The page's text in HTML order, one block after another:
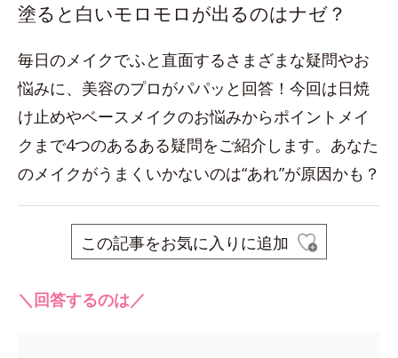
塗ると白いモロモロが出るのはナゼ？
毎日のメイクでふと直面するさまざまな疑問やお
悩みに、美容のプロがパパッと回答！今回は日焼
け止めやベースメイクのお悩みからポイントメイ
クまで4つのあるある疑問をご紹介します。あなた
のメイクがうまくいかないのは“あれ”が原因かも？
この記事をお気に入りに追加
＼回答するのは／